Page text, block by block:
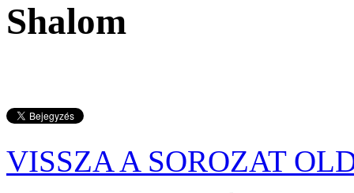
Shalom
VISSZA A SOROZAT